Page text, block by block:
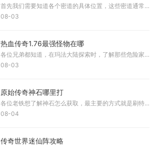
首先我们需要知道各个密道的具体位置，这些密道通常隐藏在游戏地图的特殊区域。比如在传奇世界中，玩家们常常会为了寻找珍稀的装备和材料而穿梭于各种密道之中。皇天城的密道
08-03
热血传奇1.76最强怪物在哪
各位兄弟都知道，在玛法大陆探索时，了解那些危险家伙的藏身之处非常重要。这片土地的深处潜藏着不少令人头疼的存在，它们往往盘踞在一些不易到达的角落，需要经过重重险阻才
08-03
原始传奇神石哪里打
各位老铁想了解神石怎么获取，最主要的方式就是刷特定地图和参与日常活动。游戏中开启神石系统后，哥们儿可以前往庄园找到神石商人激活相关功能。日常活动中完成每日任务能够
08-04
传奇世界迷仙阵攻略